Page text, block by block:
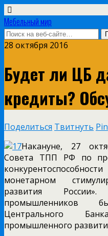
Мебельный мир
28 октября 2016
Будет ли ЦБ
кредиты?
Поделиться Твитнуть Pin
Накануне, 27
Совета ТПП РФ по
монетарном
развития
промышленников
Центрального
промышленного